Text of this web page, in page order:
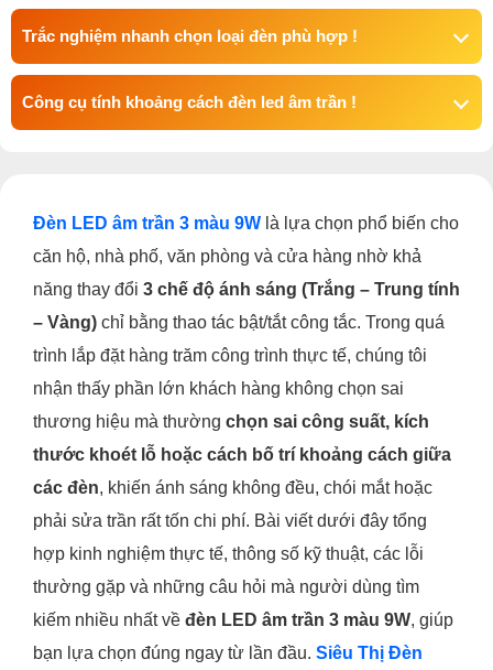
Trắc nghiệm nhanh chọn loại đèn phù hợp !
Công cụ tính khoảng cách đèn led âm trần !
Đèn LED âm trần 3 màu 9W là lựa chọn phổ biến cho
căn hộ, nhà phố, văn phòng và cửa hàng nhờ khả
năng thay đổi 3 chế độ ánh sáng (Trắng – Trung tính
– Vàng) chỉ bằng thao tác bật/tắt công tắc. Trong quá
trình lắp đặt hàng trăm công trình thực tế, chúng tôi
nhận thấy phần lớn khách hàng không chọn sai
thương hiệu mà thường chọn sai công suất, kích
thước khoét lỗ hoặc cách bố trí khoảng cách giữa
các đèn, khiến ánh sáng không đều, chói mắt hoặc
phải sửa trần rất tốn chi phí. Bài viết dưới đây tổng
hợp kinh nghiệm thực tế, thông số kỹ thuật, các lỗi
thường gặp và những câu hỏi mà người dùng tìm
kiếm nhiều nhất về đèn LED âm trần 3 màu 9W, giúp
bạn lựa chọn đúng ngay từ lần đầu. Siêu Thị Đèn